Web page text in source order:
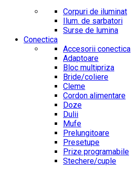
Corpuri de iluminat
Ilum. de sarbatori
Surse de lumina
Conectica
Accesorii conectica
Adaptoare
Bloc multipriza
Bride/coliere
Cleme
Cordon alimentare
Doze
Dulii
Mufe
Prelungitoare
Presetupe
Prize programabile
Stechere/cuple